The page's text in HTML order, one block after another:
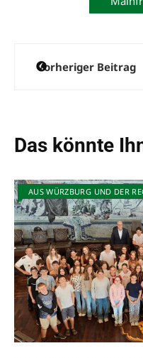
Vorheriger Beitrag
Das könnte
AUS WÜRZBURG UND DER